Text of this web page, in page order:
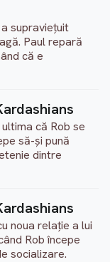
supraviețuit
Paul repară
că e
că Rob se
să-și pună
dintre
noua relație a lui
Rob începe
socializare.